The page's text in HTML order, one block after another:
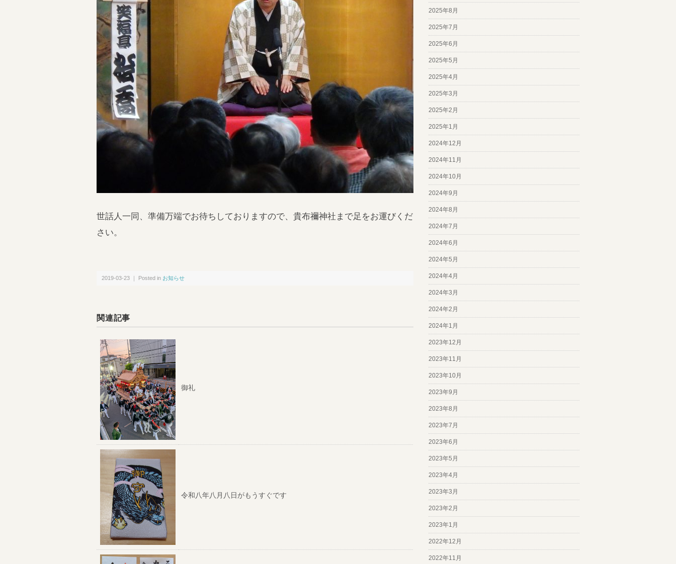
世話人一同、準備万端でお待ちしておりますので、貴布禰神社まで足をお運びくだ
さい。
2019-03-23 ｜ Posted in お知らせ
関連記事
御礼
令和八年八月八日がもうすぐです
2025年8月
2025年7月
2025年6月
2025年5月
2025年4月
2025年3月
2025年2月
2025年1月
2024年12月
2024年11月
2024年10月
2024年9月
2024年8月
2024年7月
2024年6月
2024年5月
2024年4月
2024年3月
2024年2月
2024年1月
2023年12月
2023年11月
2023年10月
2023年9月
2023年8月
2023年7月
2023年6月
2023年5月
2023年4月
2023年3月
2023年2月
2023年1月
2022年12月
2022年11月